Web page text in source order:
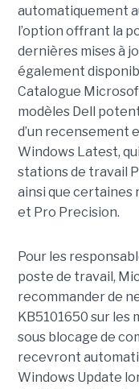
automatiquement
l’option offrant la
dernières mises à
également
Catalogue
modèles Dell
d’un recensement
Windows Latest,
stations de travail
ainsi que certaines
et Pro Precision.
Pour les
poste de travail,
recommander de
KB5101650 sur
sous blocage de
recevront
Windows Update